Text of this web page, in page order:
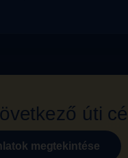
úti
megtekintése